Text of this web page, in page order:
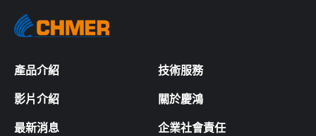
產品介紹 技術服務
影片介紹 關於慶鴻
最新消息 企業社會責任